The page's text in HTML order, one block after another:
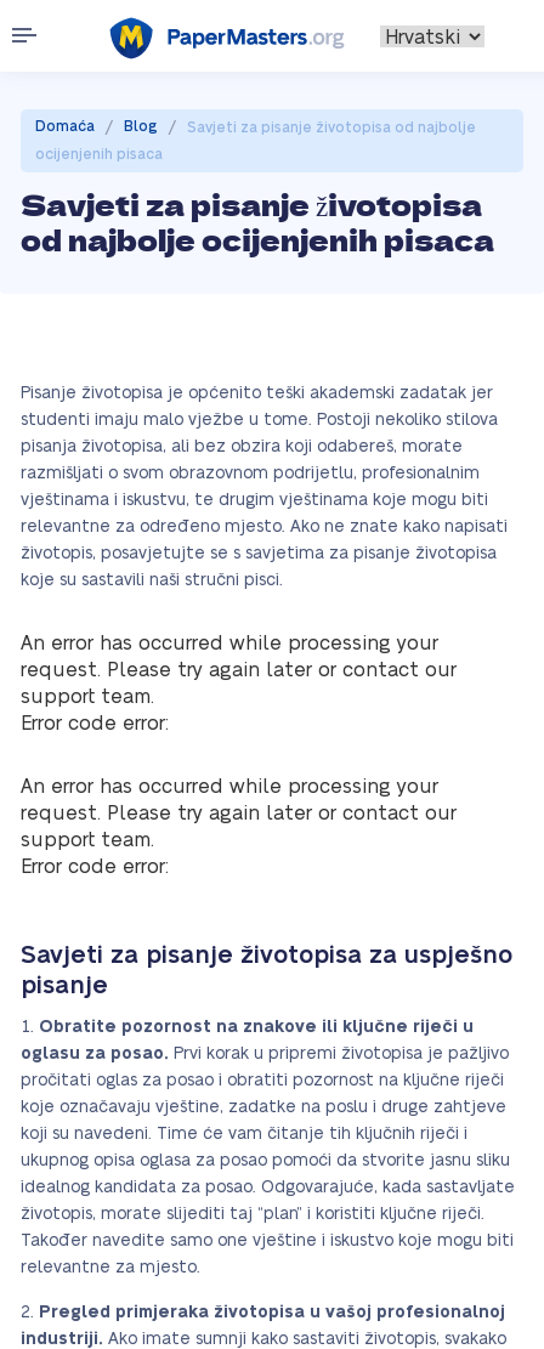
Domaća / Blog /
Savjeti za pisanje životopisa od najbolje
ocijenjenih pisaca
Savjeti za pisanje životopisa
od najbolje ocijenjenih pisaca
Pisanje životopisa je općenito teški akademski zadatak jer
studenti imaju malo vježbe u tome. Postoji nekoliko stilova
pisanja životopisa, ali bez obzira koji odabereš, morate
razmišljati o svom obrazovnom podrijetlu, profesionalnim
vještinama i iskustvu, te drugim vještinama koje mogu biti
relevantne za određeno mjesto. Ako ne znate kako napisati
životopis, posavjetujte se s savjetima za pisanje životopisa
koje su sastavili naši stručni pisci.
An error has occurred while processing your
request. Please try again later or contact our
support team.
Error code error:
An error has occurred while processing your
request. Please try again later or contact our
support team.
Error code error:
Savjeti za pisanje životopisa za uspješno
pisanje
Obratite pozornost na znakove ili ključne riječi u
oglasu za posao. Prvi korak u pripremi životopisa je pažljivo
pročitati oglas za posao i obratiti pozornost na ključne riječi
koje označavaju vještine, zadatke na poslu i druge zahtjeve
koji su navedeni. Time će vam čitanje tih ključnih riječi i
ukupnog opisa oglasa za posao pomoći da stvorite jasnu sliku
idealnog kandidata za posao. Odgovarajuće, kada sastavljate
životopis, morate slijediti taj “plan” i koristiti ključne riječi.
Također navedite samo one vještine i iskustvo koje mogu biti
relevantne za mjesto.
Pregled primjeraka životopisa u vašoj profesionalnoj
industriji. Ako imate sumnji kako sastaviti životopis, svakako